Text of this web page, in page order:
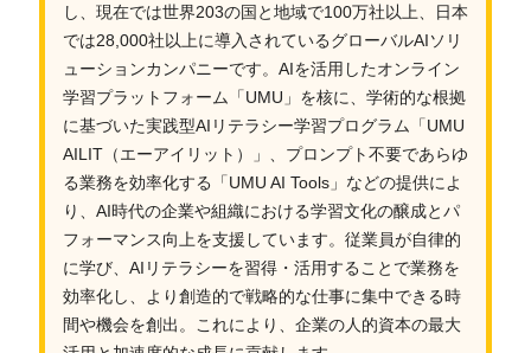
し、現在では世界203の国と地域で100万社以上、日本
では28,000社以上に導入されているグローバルAIソリ
ューションカンパニーです。AIを活用したオンライン
学習プラットフォーム「UMU」を核に、学術的な根拠
に基づいた実践型AIリテラシー学習プログラム「UMU
AILIT（エーアイリット）」、プロンプト不要であらゆ
る業務を効率化する「UMU AI Tools」などの提供によ
り、AI時代の企業や組織における学習文化の醸成とパ
フォーマンス向上を支援しています。従業員が自律的
に学び、AIリテラシーを習得・活用することで業務を
効率化し、より創造的で戦略的な仕事に集中できる時
間や機会を創出。これにより、企業の人的資本の最大